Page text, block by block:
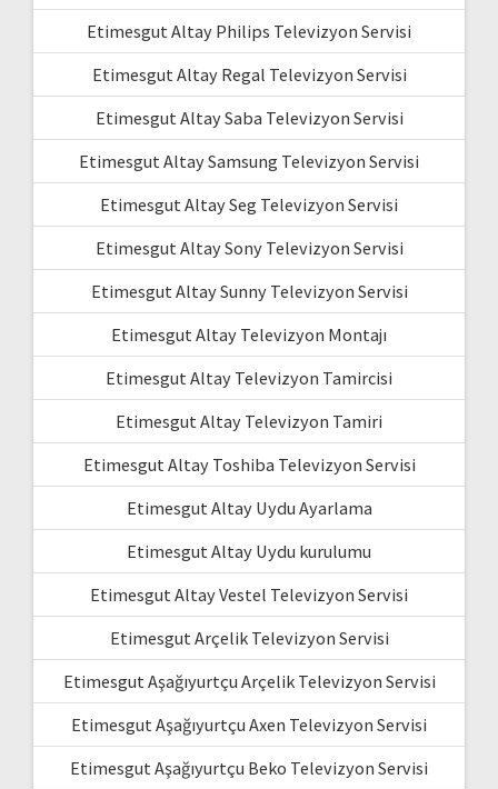
Etimesgut Altay Philips Televizyon Servisi
Etimesgut Altay Regal Televizyon Servisi
Etimesgut Altay Saba Televizyon Servisi
Etimesgut Altay Samsung Televizyon Servisi
Etimesgut Altay Seg Televizyon Servisi
Etimesgut Altay Sony Televizyon Servisi
Etimesgut Altay Sunny Televizyon Servisi
Etimesgut Altay Televizyon Montajı
Etimesgut Altay Televizyon Tamircisi
Etimesgut Altay Televizyon Tamiri
Etimesgut Altay Toshiba Televizyon Servisi
Etimesgut Altay Uydu Ayarlama
Etimesgut Altay Uydu kurulumu
Etimesgut Altay Vestel Televizyon Servisi
Etimesgut Arçelik Televizyon Servisi
Etimesgut Aşağıyurtçu Arçelik Televizyon Servisi
Etimesgut Aşağıyurtçu Axen Televizyon Servisi
Etimesgut Aşağıyurtçu Beko Televizyon Servisi